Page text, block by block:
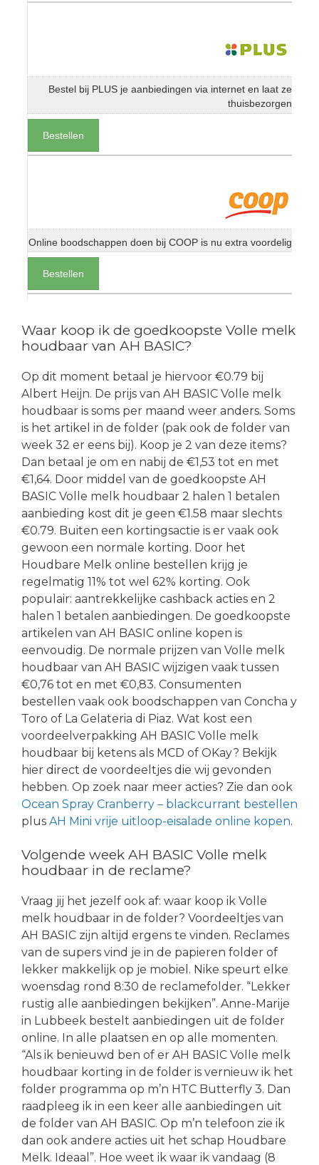
Bestel bij PLUS je aanbiedingen via internet en laat ze
thuisbezorgen
Bestellen
Online boodschappen doen bij COOP is nu extra voordelig
Bestellen
Waar koop ik de goedkoopste Volle melk
houdbaar van AH BASIC?
Op dit moment betaal je hiervoor €0.79 bij
Albert Heijn. De prijs van AH BASIC Volle melk
houdbaar is soms per maand weer anders. Soms
is het artikel in de folder (pak ook de folder van
week 32 er eens bij). Koop je 2 van deze items?
Dan betaal je om en nabij de €1,53 tot en met
€1,64. Door middel van de goedkoopste AH
BASIC Volle melk houdbaar 2 halen 1 betalen
aanbieding kost dit je geen €1.58 maar slechts
€0.79. Buiten een kortingsactie is er vaak ook
gewoon een normale korting. Door het
Houdbare Melk online bestellen krijg je
regelmatig 11% tot wel 62% korting. Ook
populair: aantrekkelijke cashback acties en 2
halen 1 betalen aanbiedingen. De goedkoopste
artikelen van AH BASIC online kopen is
eenvoudig. De normale prijzen van Volle melk
houdbaar van AH BASIC wijzigen vaak tussen
€0,76 tot en met €0,83. Consumenten
bestellen vaak ook boodschappen van Concha y
Toro of La Gelateria di Piaz. Wat kost een
voordeelverpakking AH BASIC Volle melk
houdbaar bij ketens als MCD of OKay? Bekijk
hier direct de voordeeltjes die wij gevonden
hebben. Op zoek naar meer acties? Zie dan ook
Ocean Spray Cranberry – blackcurrant bestellen
plus AH Mini vrije uitloop-eisalade online kopen.
Volgende week AH BASIC Volle melk
houdbaar in de reclame?
Vraag jij het jezelf ook af: waar koop ik Volle
melk houdbaar in de folder? Voordeeltjes van
AH BASIC zijn altijd ergens te vinden. Reclames
van de supers vind je in de papieren folder of
lekker makkelijk op je mobiel. Nike speurt elke
woensdag rond 8:30 de reclamefolder. “Lekker
rustig alle aanbiedingen bekijken”. Anne-Marije
in Lubbeek bestelt aanbiedingen uit de folder
online. In alle plaatsen en op alle momenten.
“Als ik benieuwd ben of er AH BASIC Volle melk
houdbaar korting in de folder is vernieuw ik het
folder programma op m’n HTC Butterfly 3. Dan
raadpleeg ik in een keer alle aanbiedingen uit
de folder van AH BASIC. Op m’n telefoon zie ik
dan ook andere acties uit het schap Houdbare
Melk. Ideaal”. Hoe weet ik waar ik vandaag (8